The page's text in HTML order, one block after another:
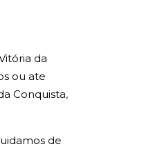
da
ou ate
Conquista,
de